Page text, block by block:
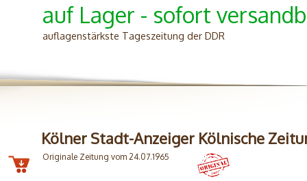
auf Lager - sofort
auflagenstärkste Tageszeitung der DDR
Kölner Stadt-Anzeiger Kölnische
Originale Zeitung vom 24.07.1965